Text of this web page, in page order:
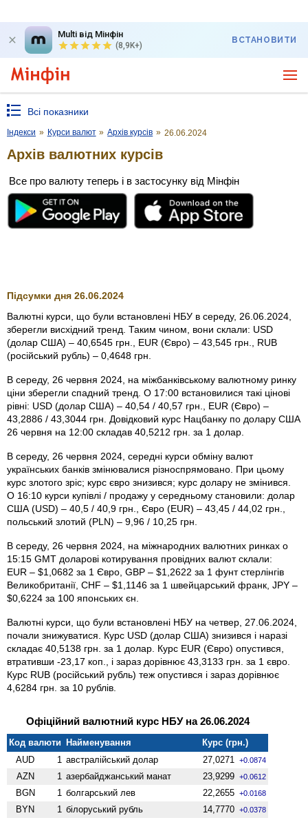
Multi від Мінфін
(8,9K+)
ВСТАНОВИТИ
Всі показники
Індекси » Курси валют » Архів курсів » 26.06.2024
Архів валютних курсів
Все про валюту теперь і в застосунку від Мінфін
Підсумки дня 26.06.2024
Валютні курси, що були встановлені НБУ в середу, 26.06.2024,
зберегли висхідний тренд. Таким чином, вони склали: USD
(долар США) – 40,6545 грн., EUR (Євро) – 43,545 грн., RUB
(російський рубль) – 0,4648 грн.
В середу, 26 червня 2024, на міжбанківському валютному ринку
ціни зберегли спадний тренд. О 17:00 встановилися такі цінові
рівні: USD (долар США) – 40,54 / 40,57 грн., EUR (Євро) –
43,2886 / 43,3044 грн. Довідковий курс Нацбанку по долару США
26 червня на 12:00 складав 40,5212 грн. за 1 долар.
В середу, 26 червня 2024, середні курси обміну валют
українських банків змінювалися різноспрямовано. При цьому
курс злотого зріс; курс євро знизився; курс долару не змінився.
О 16:10 курси купівлі / продажу у середньому становили: долар
США (USD) – 40,5 / 40,9 грн., Євро (EUR) – 43,45 / 44,02 грн.,
польський злотий (PLN) – 9,96 / 10,25 грн.
В середу, 26 червня 2024, на міжнародних валютних ринках о
15:15 GMT доларові котирування провідних валют склали:
EUR – $1,0682 за 1 Євро, GBP – $1,2622 за 1 фунт стерлінгів
Велико­британії, CHF – $1,1146 за 1 швейцарський франк, JPY –
$0,6224 за 100 японських єн.
Валютні курси, що були встановлені НБУ на четвер, 27.06.2024,
почали знижуватися. Курс USD (долар США) знизився і наразі
складає 40,5138 грн. за 1 долар. Курс EUR (Євро) опустився,
втративши -23,17 коп., і зараз дорівнює 43,3133 грн. за 1 євро.
Курс RUB (російський рубль) теж опустився і зараз дорівнює
4,6284 грн. за 10 рублів.
Офіційний валютний курс НБУ на 26.06.2024
Код валюти Найменування
Курс (грн.)
AUD
1 австралійський долар 27,0271 +0.0874
AZN 1 азербайджанський манат 23,9299 +0.0612
BGN 1 болгарський лев 22,2655 +0.0168
BYN 1 білоруський рубль 14,7770 +0.0378